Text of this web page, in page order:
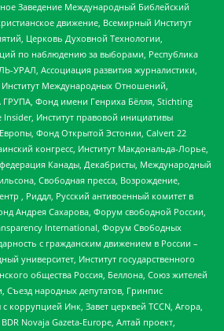
Заведение Международный Библейский
движение, Всемирный Институт
Церковь Духовной Технологии,
по наблюдению за выборами, Республика
Ассоциация развития журналистики,
Институт Международных Отношений,
Фонд имени Генриха Бёлля, Stichting
Insider, Институт правовой инициативы
Фонд Открытой Эстонии, Calvert 22
конгресс, Институт Макдональда-Лорье,
Канады, Декабристы, Международный
Свободная пресса, Возрождение,
, Риддл, Русский антивоенный комитет в
Андрея Сахарова, Форум свободной России,
International, Форум Свободных
с гражданским движением в России –
университет, Институт государственного
общества Россия, Беллона, Союз жителей
Съезд народных депутатов, Гринпис
Инк, Завет церквей TCCN, Агора,
Novaja Gazeta-Europe, Алтай проект,